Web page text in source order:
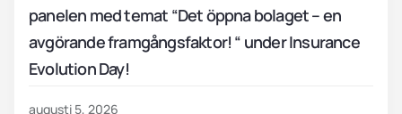
panelen med temat “Det öppna bolaget – en
avgörande framgångsfaktor! “ under Insurance
Evolution Day!
augusti 5, 2026